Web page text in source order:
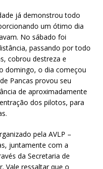
já demonstrou todo
um ótimo dia
No sábado foi
passando por todo
cobrou destreza e
domingo, o dia começou
Pancas provou seu
de aproximadamente
dos pilotos, para
pela AVLP –
juntamente com a
da Secretaria de
Vale ressaltar que o